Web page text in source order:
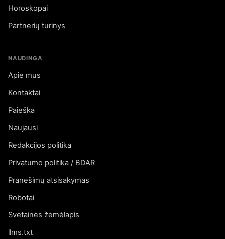
Horoskopai
Partnerių turinys
NAUDINGA
Apie mus
Kontaktai
Paieška
Naujausi
Redakcijos politika
Privatumo politika / BDAR
Pranešimų atsisakymas
Robotai
Svetainės žemėlapis
llms.txt